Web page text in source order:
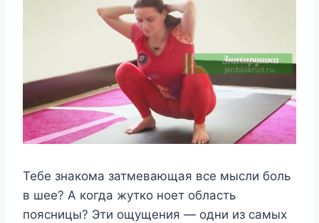
Тебе знакома затмевающая все мысли боль
в шее? А когда жутко ноет область
поясницы? Эти ощущения — одни из самых